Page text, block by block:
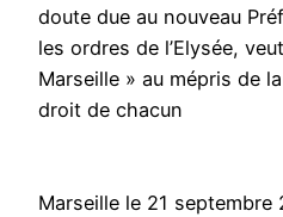
doute due au nouveau
les ordres de l’Elysée,
Marseille » au mépris de
droit de chacun
Marseille le 21 septembre